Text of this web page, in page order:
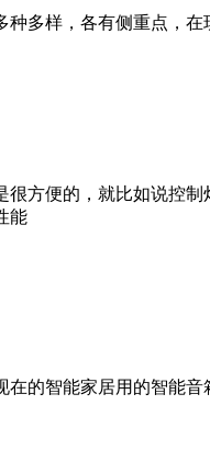
多样，各有侧重点，
方便的，就比如说控
能
的智能家居用的智能